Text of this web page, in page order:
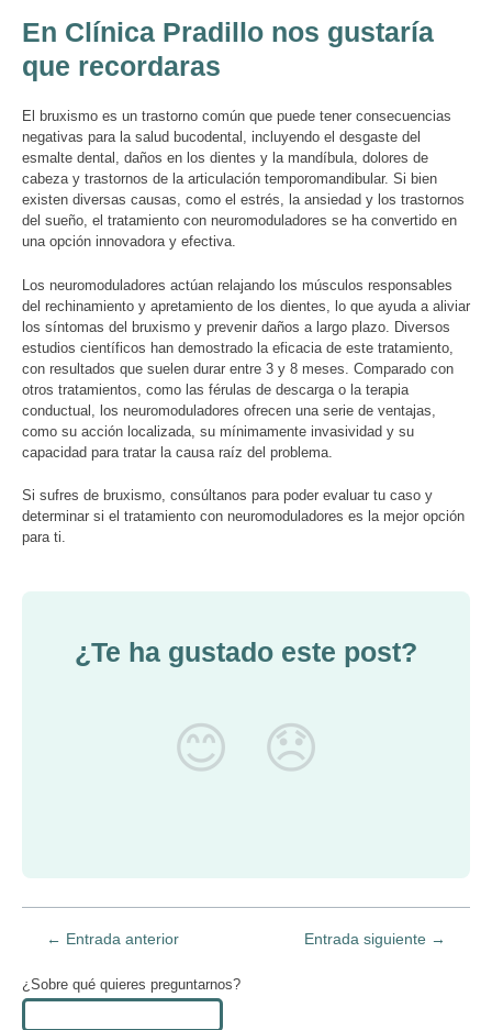
En Clínica Pradillo nos gustaría
que recordaras
El bruxismo es un trastorno común que puede tener consecuencias
negativas para la salud bucodental, incluyendo el desgaste del
esmalte dental, daños en los dientes y la mandíbula, dolores de
cabeza y trastornos de la articulación temporomandibular. Si bien
existen diversas causas, como el estrés, la ansiedad y los trastornos
del sueño, el tratamiento con neuromoduladores se ha convertido en
una opción innovadora y efectiva.
Los neuromoduladores actúan relajando los músculos responsables
del rechinamiento y apretamiento de los dientes, lo que ayuda a aliviar
los síntomas del bruxismo y prevenir daños a largo plazo. Diversos
estudios científicos han demostrado la eficacia de este tratamiento,
con resultados que suelen durar entre 3 y 8 meses. Comparado con
otros tratamientos, como las férulas de descarga o la terapia
conductual, los neuromoduladores ofrecen una serie de ventajas,
como su acción localizada, su mínimamente invasividad y su
capacidad para tratar la causa raíz del problema.
Si sufres de bruxismo, consúltanos para poder evaluar tu caso y
determinar si el tratamiento con neuromoduladores es la mejor opción
para ti.
¿Te ha gustado este post?
😊 😞
← Entrada anterior Entrada siguiente →
¿Sobre qué quieres preguntarnos?